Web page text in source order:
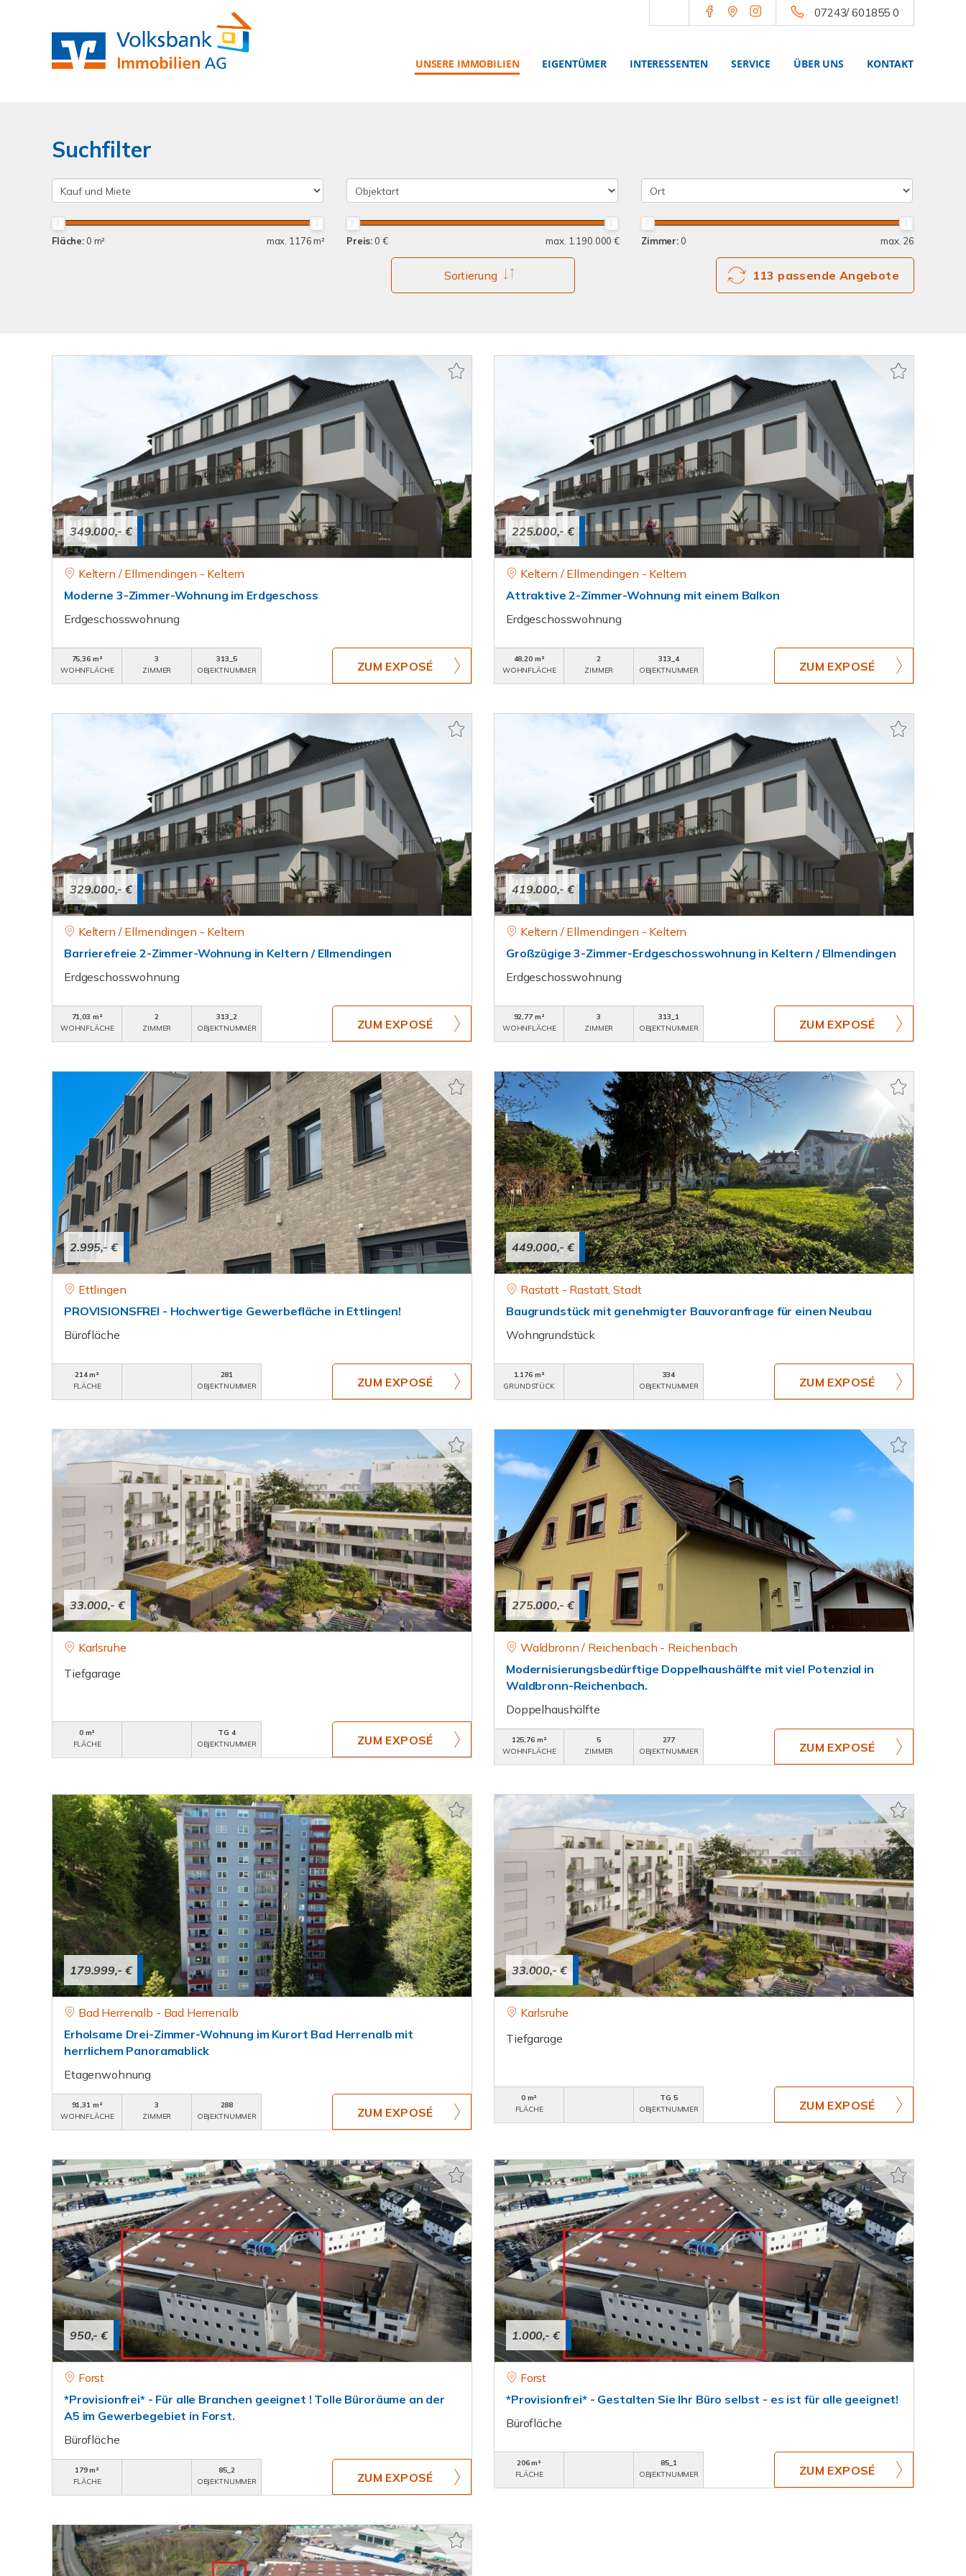
07243/ 601855 0
UNSERE IMMOBILIEN EIGENTÜMER INTERESSENTEN SERVICE ÜBER UNS KONTAKT
Suchfilter
Fläche: 0 m² max. 1176 m² Preis: 0 € max. 1.190.000 € Zimmer: 0 max. 26
Sortierung 113 passende Angebote
349.000,- €
Keltern / Ellmendingen - Keltern
Moderne 3-Zimmer-Wohnung im Erdgeschoss
Erdgeschosswohnung
75,36 m²
WOHNFLÄCHE
3
ZIMMER
313_5
OBJEKTNUMMER
ZUM EXPOSÉ
225.000,- €
Keltern / Ellmendingen - Keltern
Attraktive 2-Zimmer-Wohnung mit einem Balkon
Erdgeschosswohnung
48,20 m²
WOHNFLÄCHE
2
ZIMMER
313_4
OBJEKTNUMMER
ZUM EXPOSÉ
329.000,- €
Keltern / Ellmendingen - Keltern
Barrierefreie 2-Zimmer-Wohnung in Keltern / Ellmendingen
Erdgeschosswohnung
71,03 m²
WOHNFLÄCHE
2
ZIMMER
313_2
OBJEKTNUMMER
ZUM EXPOSÉ
419.000,- €
Keltern / Ellmendingen - Keltern
Großzügige 3-Zimmer-Erdgeschosswohnung in Keltern / Ellmendingen
Erdgeschosswohnung
92,77 m²
WOHNFLÄCHE
3
ZIMMER
313_1
OBJEKTNUMMER
ZUM EXPOSÉ
2.995,- €
Ettlingen
PROVISIONSFREI - Hochwertige Gewerbefläche in Ettlingen!
Bürofläche
214 m²
FLÄCHE
281
OBJEKTNUMMER
ZUM EXPOSÉ
449.000,- €
Rastatt - Rastatt, Stadt
Baugrundstück mit genehmigter Bauvoranfrage für einen Neubau
Wohngrundstück
1.176 m²
GRUNDSTÜCK
334
OBJEKTNUMMER
ZUM EXPOSÉ
33.000,- €
Karlsruhe
Tiefgarage
0 m²
FLÄCHE
TG 4
OBJEKTNUMMER
ZUM EXPOSÉ
275.000,- €
Waldbronn / Reichenbach - Reichenbach
Modernisierungsbedürftige Doppelhaushälfte mit viel Potenzial in
Waldbronn-Reichenbach.
Doppelhaushälfte
125,76 m²
WOHNFLÄCHE
5
ZIMMER
277
OBJEKTNUMMER
ZUM EXPOSÉ
179.999,- €
Bad Herrenalb - Bad Herrenalb
Erholsame Drei-Zimmer-Wohnung im Kurort Bad Herrenalb mit
herrlichem Panoramablick
Etagenwohnung
91,31 m²
WOHNFLÄCHE
3
ZIMMER
288
OBJEKTNUMMER
ZUM EXPOSÉ
33.000,- €
Karlsruhe
Tiefgarage
0 m²
FLÄCHE
TG 5
OBJEKTNUMMER
ZUM EXPOSÉ
950,- €
Forst
*Provisionfrei* - Für alle Branchen geeignet ! Tolle Büroräume an der
A5 im Gewerbegebiet in Forst.
Bürofläche
179 m²
FLÄCHE
85_2
OBJEKTNUMMER
ZUM EXPOSÉ
1.000,- €
Forst
*Provisionfrei* - Gestalten Sie Ihr Büro selbst - es ist für alle geeignet!
Bürofläche
206 m²
FLÄCHE
85_1
OBJEKTNUMMER
ZUM EXPOSÉ